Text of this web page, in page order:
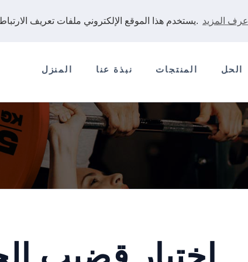
يستخدم هذا الموقع الإلكتروني ملفات تعريف الارتباط لضمان حصولك على أفضل تجربة على موقعنا الإلكتروني. اعرف المزيد
المنزل نبذة عنا المنتجات الحل
اختيار قضيب